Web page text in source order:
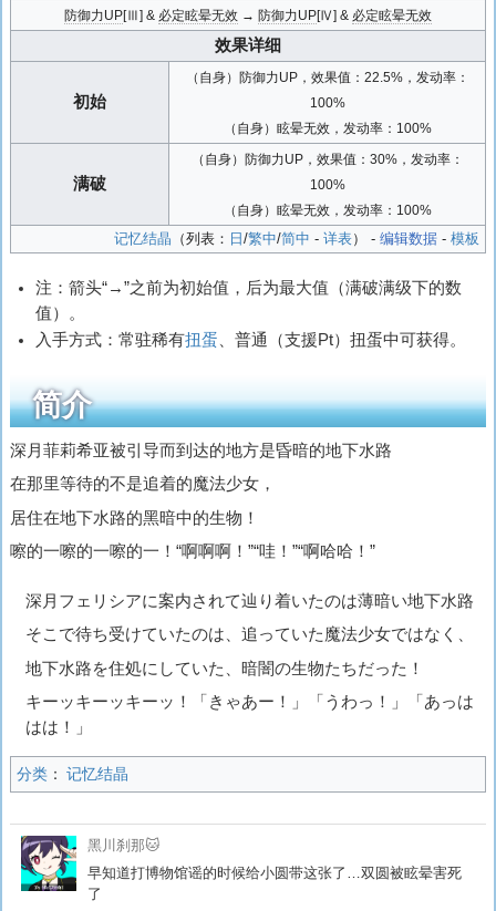
防御力UP[Ⅲ] & 必定眩晕无效 → 防御力UP[Ⅳ] & 必定眩晕无效
效果详细
初始
（自身）防御力UP，效果值：22.5%，发动率：
100%
（自身）眩晕无效，发动率：100%
满破
（自身）防御力UP，效果值：30%，发动率：
100%
（自身）眩晕无效，发动率：100%
记忆结晶 （列表： 日 /繁中/简中 - 详表） - 编辑数据- 模板
注：箭头“→”之前为初始值，后为最大值（满破满级下的数
值）。
入手方式：常驻稀有扭蛋 、普通（支援Pt）扭蛋中可获得。
简介
深月菲莉希亚被引导而到达的地方是昏暗的地下水路
在那里等待的不是追着的魔法少女，
居住在地下水路的黑暗中的生物！
嚓的一嚓的一嚓的一！“啊啊啊！”“哇！”“啊哈哈！”
深月フェリシアに案内されて辿り着いたのは薄暗い地下水路
そこで待ち受けていたのは、追っていた魔法少女ではなく、
地下水路を住処にしていた、暗闇の生物たちだった！
キーッキーッキーッ！「きゃあー！」「うわっ！」「あっは
はは！」
分类： 记忆结晶
黑川刹那🐱
早知道打博物馆谣的时候给小圆带这张了…双圆被眩晕害死
了